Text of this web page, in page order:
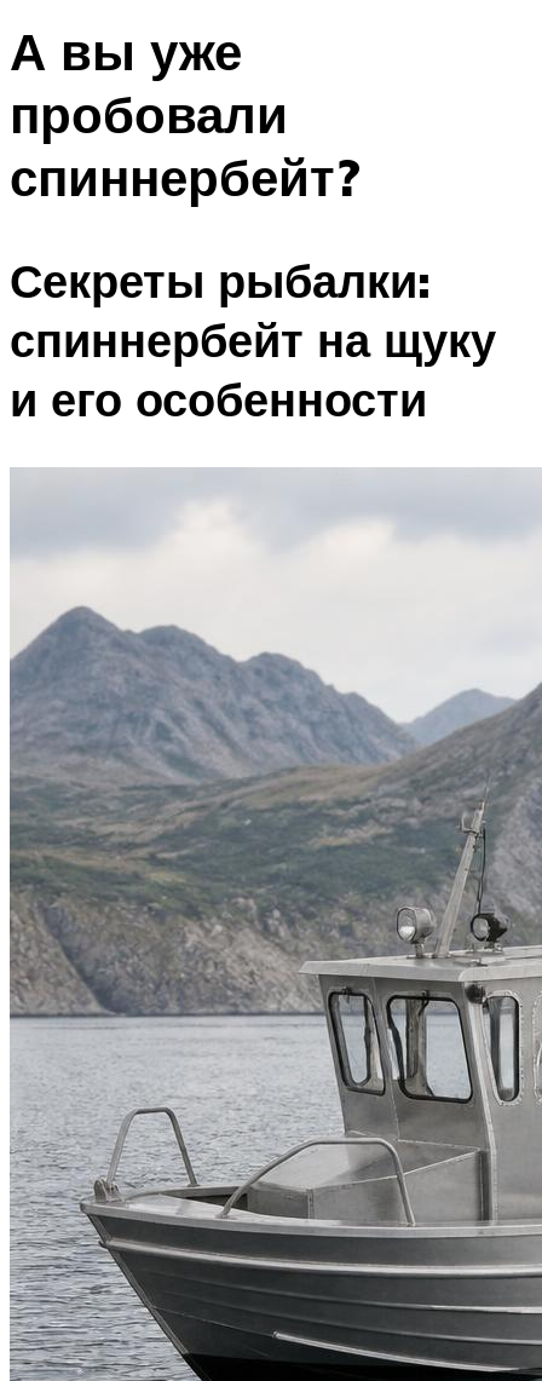
А вы уже
пробовали
спиннербейт?
Секреты рыбалки:
спиннербейт на щуку
и его особенности